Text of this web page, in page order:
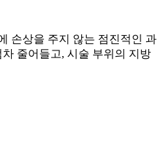
손상을 주지 않는 점진적인 과
줄어들고, 시술 부위의 지방